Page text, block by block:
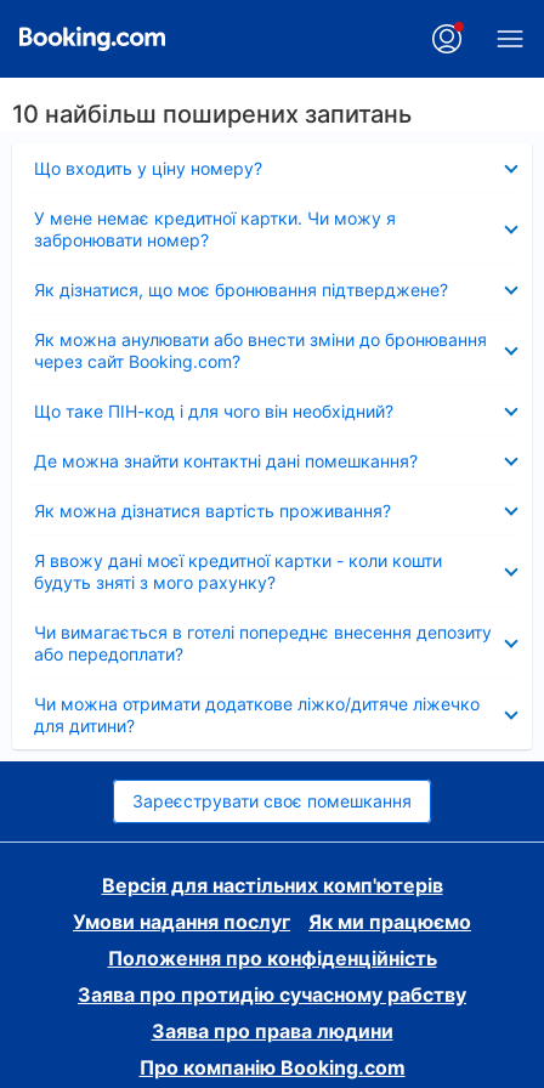
10 найбільш поширених запитань
Що входить у ціну номеру?
У мене немає кредитної картки. Чи можу я
забронювати номер?
Як дізнатися, що моє бронювання підтверджене?
Як можна анулювати або внести зміни до бронювання
через сайт Booking.com?
Що таке ПІН-код і для чого він необхідний?
Де можна знайти контактні дані помешкання?
Як можна дізнатися вартість проживання?
Я ввожу дані моєї кредитної картки - коли кошти
будуть зняті з мого рахунку?
Чи вимагається в готелі попереднє внесення депозиту
або передоплати?
Чи можна отримати додаткове ліжко/дитяче ліжечко
для дитини?
Зареєструвати своє помешкання
Версія для настільних комп'ютерів
Умови надання послуг
Як ми працюємо
Положення про конфіденційність
Заява про протидію сучасному рабству
Заява про права людини
Про компанію Booking.com